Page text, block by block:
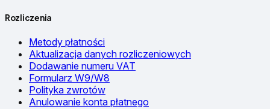
Rozliczenia
Metody płatności
Aktualizacja danych rozliczeniowych
Dodawanie numeru VAT
Formularz W9/W8
Polityka zwrotów
Anulowanie konta płatnego